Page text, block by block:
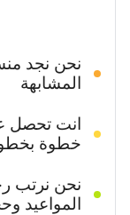
نحن نجد منسق
المشابهة
انت تحصل على
خطوة بخطوة
نحن نرتب
المواعيد وحجز